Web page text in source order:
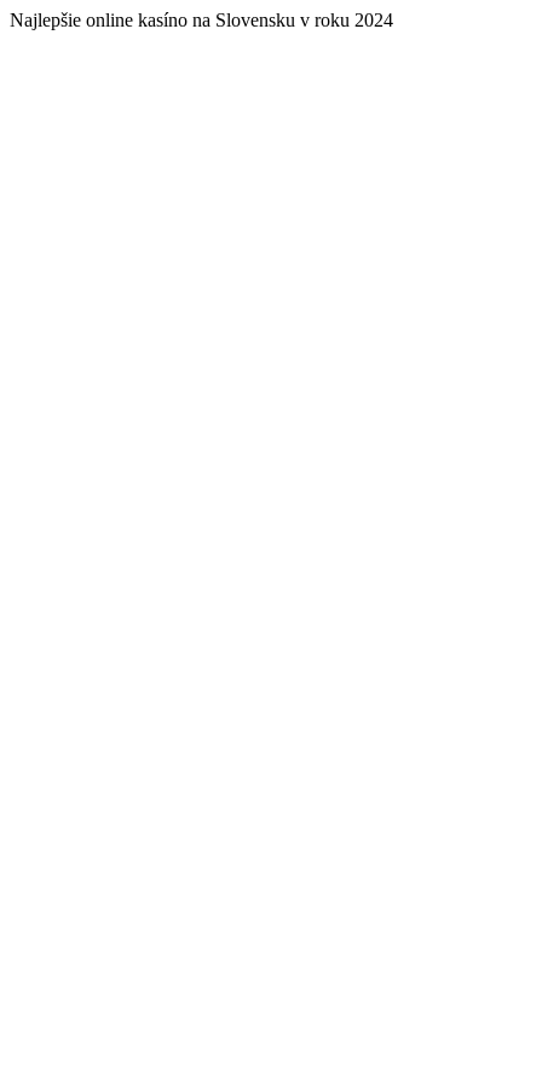
Najlepšie online kasíno na Slovensku v roku 2024